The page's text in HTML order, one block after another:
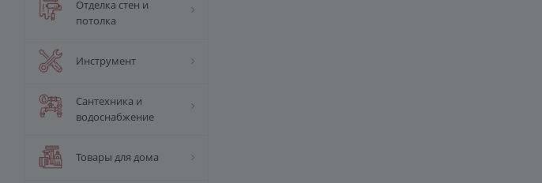
Отделка стен и
потолка
Инструмент
Сантехника и
водоснабжение
Товары для дома